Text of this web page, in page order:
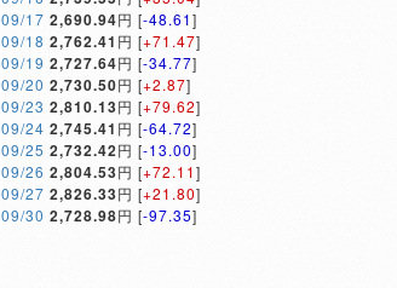
09/17 2,690.94円 [-48.61]
09/18 2,762.41 円 [+71.47]
09/19 2,727.64円 [-34.77]
09/20 2,730.50円 [+2.87]
09/23 2,810.13円 [+79.62]
09/24 2,745.41 円 [-64.72]
09/25 2,732.42円 [-13.00]
09/26 2,804.53円 [+72.11]
09/27 2,826.33円 [+21.80]
09/30 2,728.98円 [-97.35]